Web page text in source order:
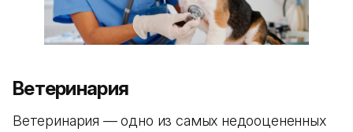
Ветеринария
Ветеринария — одно из самых недооцененных